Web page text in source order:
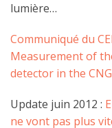
lumière…
Communiqué du
Measurement of
detector in the
Update juin 2012 :
ne vont pas plus